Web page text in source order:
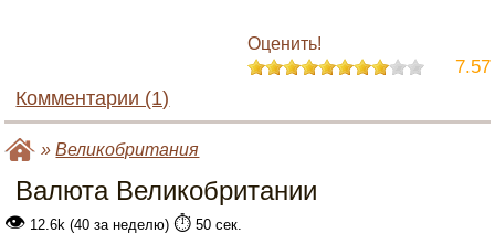
Оценить!
7.57
Комментарии (1)
»Великобритания
Валюта Великобритании
👁 12.6k (40 за неделю) ⏱️ 50 сек.